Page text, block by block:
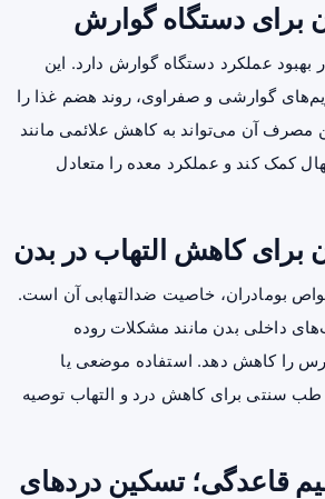
برای دستگاه گوارش
عملکرد دستگاه گوارش دارد. این
گوارشی و صفراوی، روند هضم غذا را
مصرف آن می‌تواند به کاهش علائمی مانند
کمک کند و عملکرد معده را متعادل
برای کاهش التهاب در بدن
بومادران، خاصیت ضدالتهابی آن است.
داخلی بدن مانند مشکلات روده
را کاهش دهد. استفاده موضعی یا
طب سنتی برای کاهش درد و التهاب توصیه
قاعدگی؛ تسکین دردهای